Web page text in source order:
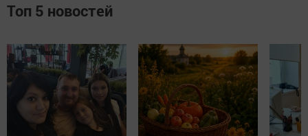
Топ 5 новостей